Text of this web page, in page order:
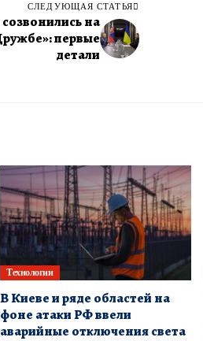
СЛЕДУЮЩАЯ СТАТЬЯ
на
первые
детали
Технологии
В Киеве и ряде областей на
фоне атаки РФ ввели
аварийные отключения света